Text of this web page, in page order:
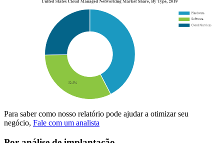
Para saber como nosso relatório pode ajudar a otimizar seu
negócio, Fale com um analista